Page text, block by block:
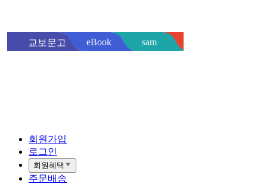
교보문고 eBook sam
회원가입
로그인
회원혜택
주문배송